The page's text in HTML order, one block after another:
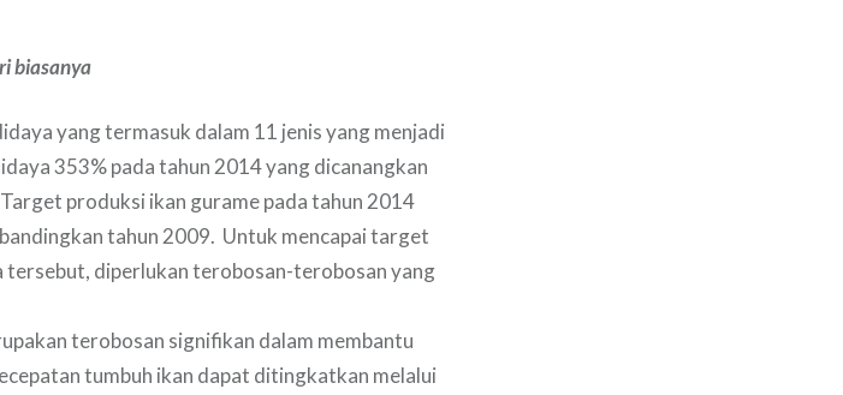
biasanya
yang termasuk dalam 11 jenis yang menjadi
353% pada tahun 2014 yang dicanangkan
produksi ikan gurame pada tahun 2014
tahun 2009. Untuk mencapai target
diperlukan terobosan-terobosan yang
terobosan signifikan dalam membantu
tumbuh ikan dapat ditingkatkan melalui